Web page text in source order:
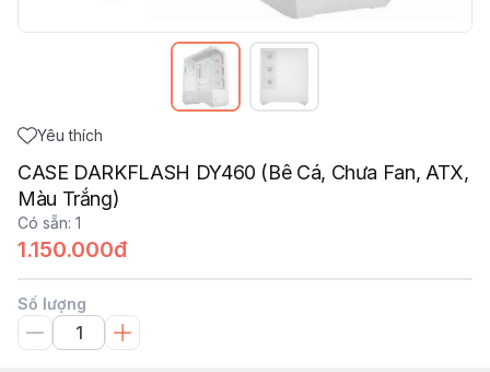
Yêu thích
CASE DARKFLASH DY460 (Bê Cá, Chưa Fan, ATX,
Màu Trắng)
Có sẵn: 1
1.150.000đ
Số lượng